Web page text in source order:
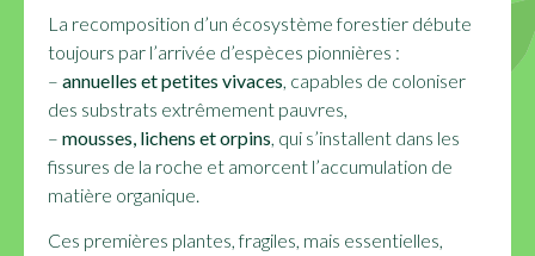
La recomposition d’un écosystème forestier débute
toujours par l’arrivée d’espèces pionnières :
– annuelles et petites vivaces, capables de coloniser
des substrats extrêmement pauvres,
– mousses, lichens et orpins, qui s’installent dans les
fissures de la roche et amorcent l’accumulation de
matière organique.
Ces premières plantes, fragiles, mais essentielles,